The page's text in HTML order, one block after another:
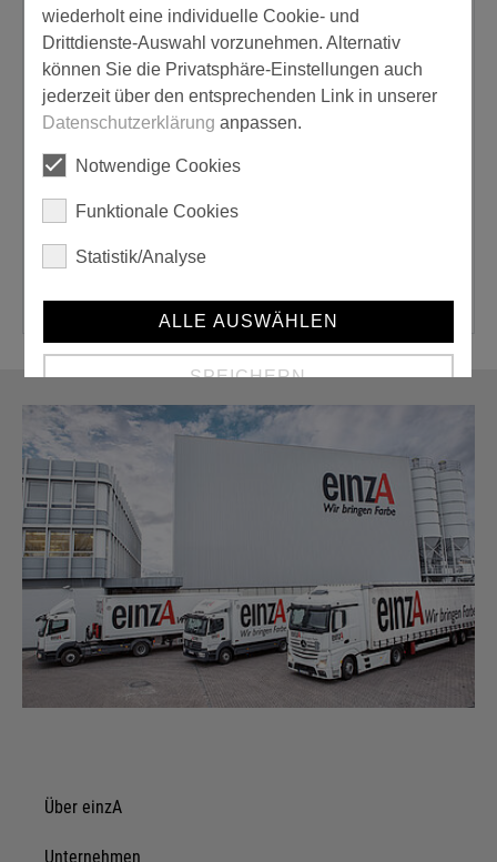
von 400,00 bis 1.200,00 g/m²
Produkttyp:
Gebrauchsfertig:
nein
Über einzA
Unternehmen
wiederholt eine individuelle Cookie- und
Drittdienste-Auswahl vorzunehmen. Alternativ
können Sie die Privatsphäre-Einstellungen auch
jederzeit über den entsprechenden Link in unserer
Datenschutzerklärung anpassen.
Notwendige Cookies
Funktionale Cookies
Statistik/Analyse
ALLE AUSWÄHLEN
SPEICHERN
Details anzeigen
Datenschutz